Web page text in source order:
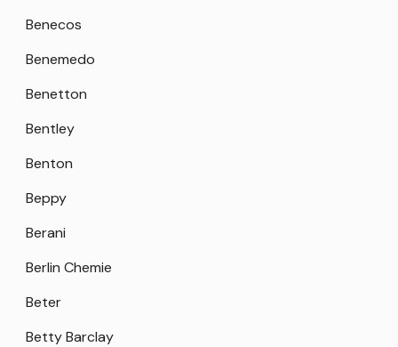
Benecos
Benemedo
Benetton
Bentley
Benton
Beppy
Berani
Berlin Chemie
Beter
Betty Barclay